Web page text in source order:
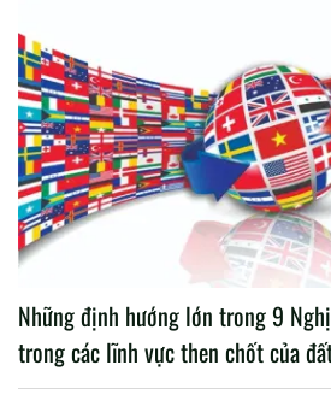
Những định hướng lớn trong 9
trong các lĩnh vực then chốt của